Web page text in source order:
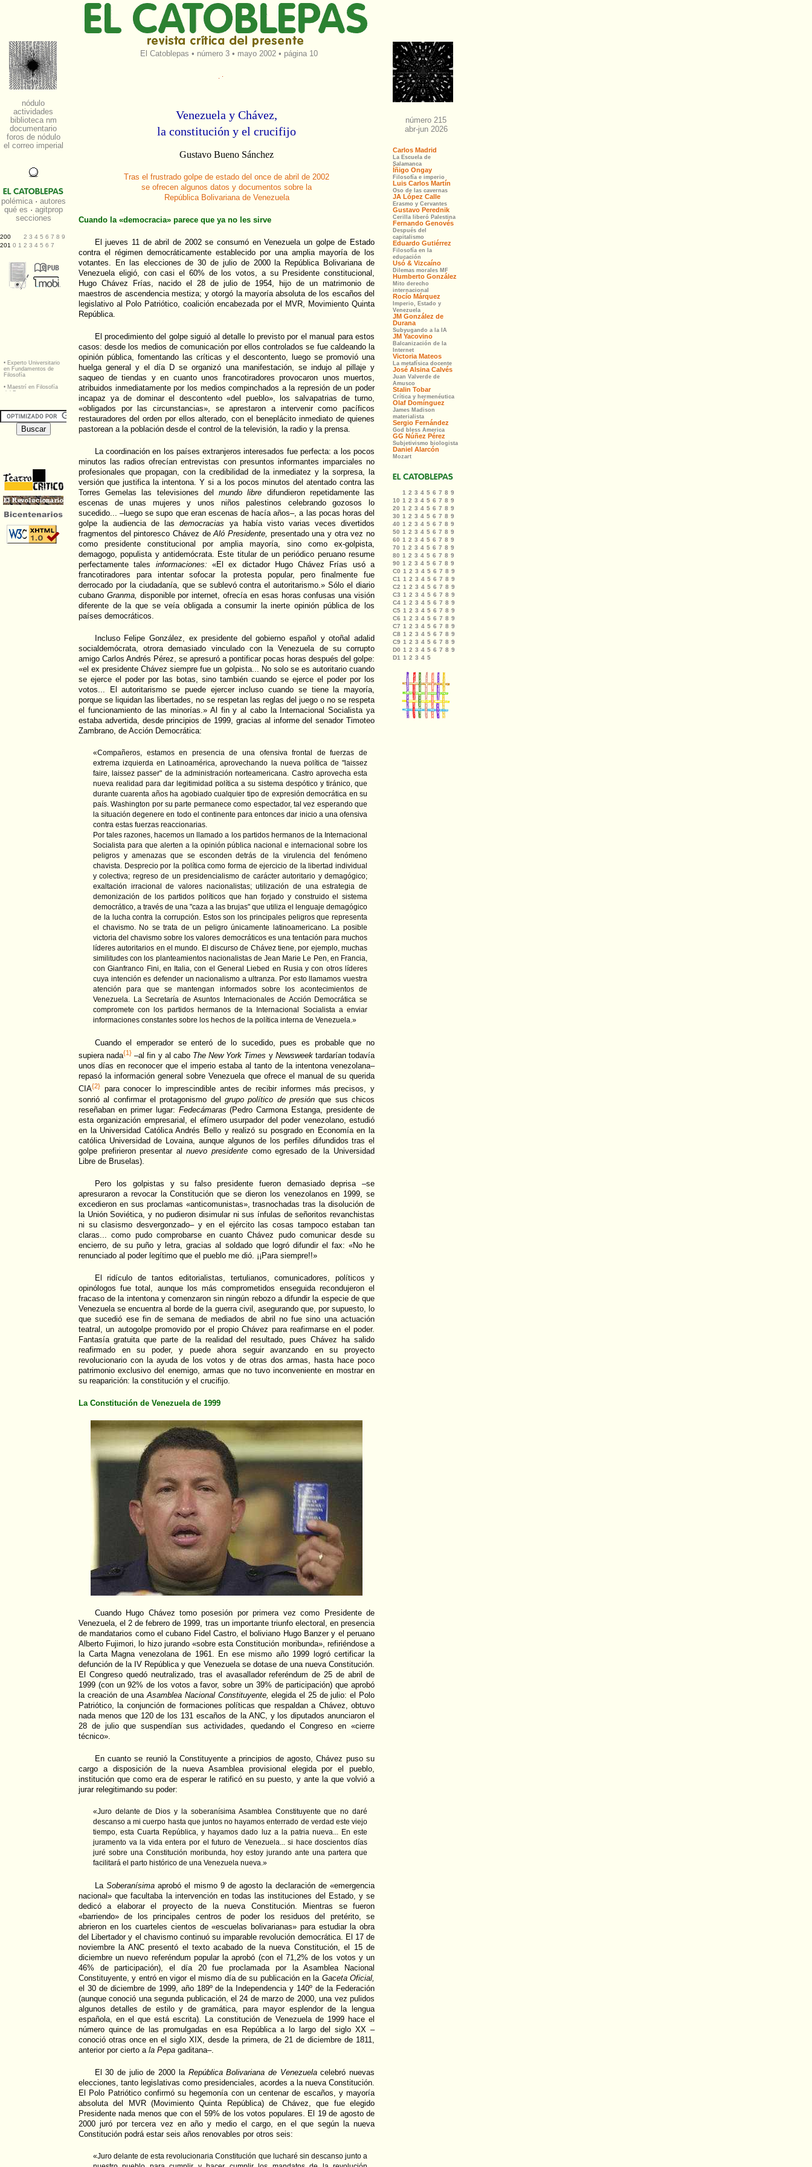
El Catoblepas • número 3 • mayo 2002 • página 10
Venezuela y Chávez,
la constitución y el crucifijo
Gustavo Bueno Sánchez
Tras el frustrado golpe de estado del once de abril de 2002
se ofrecen algunos datos y documentos sobre la
República Bolivariana de Venezuela
Cuando la «democracia» parece que ya no les sirve
El jueves 11 de abril de 2002 se consumó en Venezuela un golpe de Estado
contra el régimen democráticamente establecido por una amplia mayoría de los
votantes. En las elecciones de 30 de julio de 2000 la República Bolivariana de
Venezuela eligió, con casi el 60% de los votos, a su Presidente constitucional,
Hugo Chávez Frías, nacido el 28 de julio de 1954, hijo de un matrimonio de
maestros de ascendencia mestiza; y otorgó la mayoría absoluta de los escaños del
legislativo al Polo Patriótico, coalición encabezada por el MVR, Movimiento Quinta
República.
El procedimiento del golpe siguió al detalle lo previsto por el manual para estos
casos: desde los medios de comunicación por ellos controlados se fue caldeando la
opinión pública, fomentando las críticas y el descontento, luego se promovió una
huelga general y el día D se organizó una manifestación, se indujo al pillaje y
saqueo de tiendas y en cuanto unos francotiradores provocaron unos muertos,
atribuidos inmediatamente por los medios compinchados a la represión de un poder
incapaz ya de dominar el descontento «del pueblo», los salvapatrias de turno,
«obligados por las circunstancias», se aprestaron a intervenir como pacíficos
restauradores del orden por ellos alterado, con el beneplácito inmediato de quienes
pastorean a la población desde el control de la televisión, la radio y la prensa.
La coordinación en los países extranjeros interesados fue perfecta: a los pocos
minutos las radios ofrecían entrevistas con presuntos informantes imparciales no
profesionales que propagan, con la credibilidad de la inmediatez y la sorpresa, la
versión que justifica la intentona. Y si a los pocos minutos del atentado contra las
Torres Gemelas las televisiones delmundo libre difundieron repetidamente las
escenas de unas mujeres y unos niños palestinos celebrando gozosos lo
sucedido... –luego se supo que eran escenas de hacía años–, a las pocas horas del
golpe la audiencia de lasdemocracias ya había visto varias veces divertidos
fragmentos del pintoresco Chávez deAló Presidente, presentado una y otra vez no
como presidente constitucional por amplia mayoría, sino como ex-golpista,
demagogo, populista y antidemócrata. Este titular de un periódico peruano resume
perfectamente tales informaciones: «El ex dictador Hugo Chávez Frías usó a
francotiradores para intentar sofocar la protesta popular, pero finalmente fue
derrocado por la ciudadanía, que se sublevó contra el autoritarismo.» Sólo el diario
cubano Granma, disponible por internet, ofrecía en esas horas confusas una visión
diferente de la que se veía obligada a consumir la inerte opinión pública de los
países democráticos.
Incluso Felipe González, ex presidente del gobierno español y otoñal adalid
socialdemócrata, otrora demasiado vinculado con la Venezuela de su corrupto
amigo Carlos Andrés Pérez, se apresuró a pontificar pocas horas después del golpe:
«el ex presidente Chávez siempre fue un golpista... No solo se es autoritario cuando
se ejerce el poder por las botas, sino también cuando se ejerce el poder por los
votos... El autoritarismo se puede ejercer incluso cuando se tiene la mayoría,
porque se liquidan las libertades, no se respetan las reglas del juego o no se respeta
el funcionamiento de las minorías.» Al fin y al cabo la Internacional Socialista ya
estaba advertida, desde principios de 1999, gracias al informe del senador Timoteo
Zambrano, de Acción Democrática:
«Compañeros, estamos en presencia de una ofensiva frontal de fuerzas de
extrema izquierda en Latinoamérica, aprovechando la nueva política de "laissez
faire, laissez passer" de la administración norteamericana. Castro aprovecha esta
nueva realidad para dar legitimidad política a su sistema despótico y tiránico, que
durante cuarenta años ha agobiado cualquier tipo de expresión democrática en su
país. Washington por su parte permanece como espectador, tal vez esperando que
la situación degenere en todo el continente para entonces dar inicio a una ofensiva
contra estas fuerzas reaccionarias.
Por tales razones, hacemos un llamado a los partidos hermanos de la Internacional
Socialista para que alerten a la opinión pública nacional e internacional sobre los
peligros y amenazas que se esconden detrás de la virulencia del fenómeno
chavista. Desprecio por la política como forma de ejercicio de la libertad individual
y colectiva; regreso de un presidencialismo de carácter autoritario y demagógico;
exaltación irracional de valores nacionalistas; utilización de una estrategia de
demonización de los partidos políticos que han forjado y construido el sistema
democrático, a través de una "caza a las brujas" que utiliza el lenguaje demagógico
de la lucha contra la corrupción. Estos son los principales peligros que representa
el chavismo. No se trata de un peligro únicamente latinoamericano. La posible
victoria del chavismo sobre los valores democráticos es una tentación para muchos
líderes autoritarios en el mundo. El discurso de Chávez tiene, por ejemplo, muchas
similitudes con los planteamientos nacionalistas de Jean Marie Le Pen, en Francia,
con Gianfranco Fini, en Italia, con el General Liebed en Rusia y con otros líderes
cuya intención es defender un nacionalismo a ultranza. Por esto llamamos vuestra
atención para que se mantengan informados sobre los acontecimientos de
Venezuela. La Secretaría de Asuntos Internacionales de Acción Democrática se
compromete con los partidos hermanos de la Internacional Socialista a enviar
informaciones constantes sobre los hechos de la política interna de Venezuela.»
Cuando el emperador se enteró de lo sucedido, pues es probable que no
supiera nada{1} –al fin y al cabo The New York Times y Newsweektardarían todavía
unos días en reconocer que el imperio estaba al tanto de la intentona venezolana–
repasó la información general sobre Venezuela que ofrece el manual de su querida
CIA{2} para conocer lo imprescindible antes de recibir informes más precisos, y
sonrió al confirmar el protagonismo del grupo político de presión que sus chicos
reseñaban en primer lugar: Fedecámaras (Pedro Carmona Estanga, presidente de
esta organización empresarial, el efímero usurpador del poder venezolano, estudió
en la Universidad Católica Andrés Bello y realizó su posgrado en Economía en la
católica Universidad de Lovaina, aunque algunos de los perfiles difundidos tras el
golpe prefirieron presentar alnuevo presidente como egresado de la Universidad
Libre de Bruselas).
Pero los golpistas y su falso presidente fueron demasiado deprisa –se
apresuraron a revocar la Constitución que se dieron los venezolanos en 1999, se
excedieron en sus proclamas «anticomunistas», trasnochadas tras la disolución de
la Unión Soviética, y no pudieron disimular ni sus ínfulas de señoritos revanchistas
ni su clasismo desvergonzado– y en el ejército las cosas tampoco estaban tan
claras... como pudo comprobarse en cuanto Chávez pudo comunicar desde su
encierro, de su puño y letra, gracias al soldado que logró difundir el fax: «No he
renunciado al poder legítimo que el pueblo me dió. ¡¡Para siempre!!»
El ridículo de tantos editorialistas, tertulianos, comunicadores, políticos y
opinólogos fue total, aunque los más comprometidos enseguida recondujeron el
fracaso de la intentona y comenzaron sin ningún rebozo a difundir la especie de que
Venezuela se encuentra al borde de la guerra civil, asegurando que, por supuesto, lo
que sucedió ese fin de semana de mediados de abril no fue sino una actuación
teatral, un autogolpe promovido por el propio Chávez para reafirmarse en el poder.
Fantasía gratuita que parte de la realidad del resultado, pues Chávez ha salido
reafirmado en su poder, y puede ahora seguir avanzando en su proyecto
revolucionario con la ayuda de los votos y de otras dos armas, hasta hace poco
patrimonio exclusivo del enemigo, armas que no tuvo inconveniente en mostrar en
su reaparición: la constitución y el crucifijo.
La Constitución de Venezuela de 1999
Cuando Hugo Chávez tomo posesión por primera vez como Presidente de
Venezuela, el 2 de febrero de 1999, tras un importante triunfo electoral, en presencia
de mandatarios como el cubano Fidel Castro, el boliviano Hugo Banzer y el peruano
Alberto Fujimori, lo hizo jurando «sobre esta Constitución moribunda», refiriéndose a
la Carta Magna venezolana de 1961. En ese mismo año 1999 logró certificar la
defunción de la IV República y que Venezuela se dotase de una nueva Constitución.
El Congreso quedó neutralizado, tras el avasallador referéndum de 25 de abril de
1999 (con un 92% de los votos a favor, sobre un 39% de participación) que aprobó
la creación de unaAsamblea Nacional Constituyente, elegida el 25 de julio: el Polo
Patriótico, la conjunción de formaciones políticas que respaldan a Chávez, obtuvo
nada menos que 120 de los 131 escaños de la ANC, y los diputados anunciaron el
28 de julio que suspendían sus actividades, quedando el Congreso en «cierre
técnico».
En cuanto se reunió la Constituyente a principios de agosto, Chávez puso su
cargo a disposición de la nueva Asamblea provisional elegida por el pueblo,
institución que como era de esperar le ratificó en su puesto, y ante la que volvió a
jurar relegitimando su poder:
«Juro delante de Dios y la soberanísima Asamblea Constituyente que no daré
descanso a mi cuerpo hasta que juntos no hayamos enterrado de verdad este viejo
tiempo, esta Cuarta República, y hayamos dado luz a la patria nueva... En este
juramento va la vida entera por el futuro de Venezuela... si hace doscientos días
juré sobre una Constitución moribunda, hoy estoy jurando ante una partera que
facilitará el parto histórico de una Venezuela nueva.»
La Soberanísimaaprobó el mismo 9 de agosto la declaración de «emergencia
nacional» que facultaba la intervención en todas las instituciones del Estado, y se
dedicó a elaborar el proyecto de la nueva Constitución. Mientras se fueron
«barriendo» de los principales centros de poder los residuos del pretérito, se
abrieron en los cuarteles cientos de «escuelas bolivarianas» para estudiar la obra
del Libertador y el chavismo continuó su imparable revolución democrática. El 17 de
noviembre la ANC presentó el texto acabado de la nueva Constitución, el 15 de
diciembre un nuevo referéndum popular la aprobó (con el 71,2% de los votos y un
46% de participación), el día 20 fue proclamada por la Asamblea Nacional
Constituyente, y entró en vigor el mismo día de su publicación en la Gaceta Oficial,
el 30 de diciembre de 1999, año 189º de la Independencia y 140º de la Federación
(aunque conoció una segunda publicación, el 24 de marzo de 2000, una vez pulidos
algunos detalles de estilo y de gramática, para mayor esplendor de la lengua
española, en el que está escrita). La constitución de Venezuela de 1999 hace el
número quince de las promulgadas en esa República a lo largo del siglo XX –
conoció otras once en el siglo XIX, desde la primera, de 21 de diciembre de 1811,
anterior por cierto a la Pepa gaditana–.
El 30 de julio de 2000 la República Bolivariana de Venezuelacelebró nuevas
elecciones, tanto legislativas como presidenciales, acordes a la nueva Constitución.
El Polo Patriótico confirmó su hegemonía con un centenar de escaños, y mayoría
absoluta del MVR (Movimiento Quinta República) de Chávez, que fue elegido
Presidente nada menos que con el 59% de los votos populares. El 19 de agosto de
2000 juró por tercera vez en año y medio el cargo, en el que según la nueva
Constitución podrá estar seis años renovables por otros seis:
«Juro delante de esta revolucionaria Constitución que lucharé sin descanso junto a